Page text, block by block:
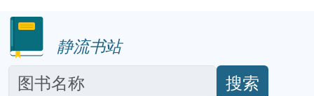
静流书站
搜索